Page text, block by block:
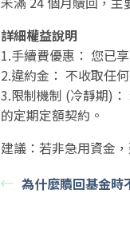
c
e
b
o
o
k
e
詳細權益說明
1.手續費優惠： 您已
2.違約金： 不收取任
3.限制機制 (冷靜期)
的定期定額契約。
建議：若非急用資金
為什麼贖回基金時